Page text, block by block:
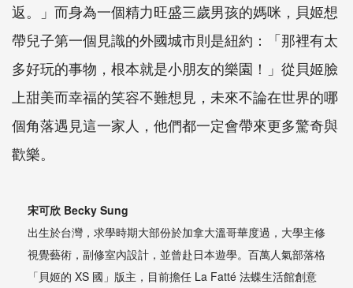
返。」而身為一個精力旺盛三歲男孩的媽咪，貝姬想
帶兒子第一個見識的外國城市則是紐約：「那裡有太
多好玩的事物，根本就是小朋友的樂園！」從貝姬臉
上甜美而幸福的笑容不難想見，未來不論在世界的哪
個角落遇見這一家人，他們都一定會帶來更多驚奇與
歡樂。
宋可欣 Becky Sung
出生於台灣，求學時期大部份於加拿大溫哥華度過，大學主修
視覺藝術，副修室內設計，並曾赴日本遊學。百萬人氣部落格
「貝姬的 XS 國」版主，目前擔任 La Fatté 法蝶生活館創意